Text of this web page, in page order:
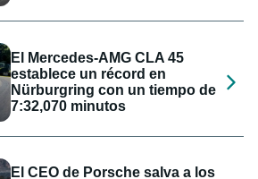
El Mercedes-AMG CLA 45
establece un récord en
Nürburgring con un tiempo de
7:32,070 minutos
El CEO de Porsche salva a los